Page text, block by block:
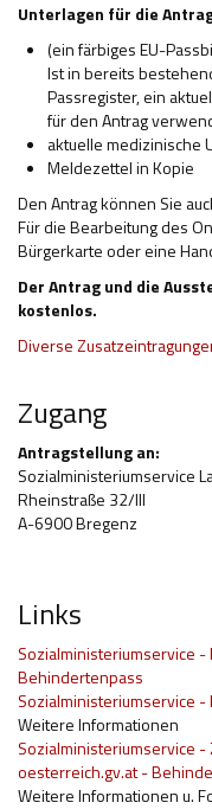
Unterlagen für die
(ein färbiges EU-
Ist in bereits
Passregister, ein
für den Antrag
aktuelle medizinische
Meldezettel in Kopie
Den Antrag können Sie
Für die Bearbeitung des
Bürgerkarte oder eine
Der Antrag und die
kostenlos.
Diverse
Zugang
Antragstellung an:
Sozialministeriumservice
Rheinstraße 32/III
A-6900 Bregenz
Links
Sozialministeriumservice
Behindertenpass
Sozialministeriumservice
Weitere Informationen
Sozialministeriumservice
oesterreich.gv.at -
Weitere Informationen u.